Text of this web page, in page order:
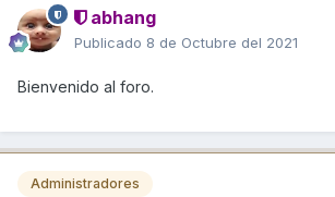
abhang
Publicado 8 de Octubre del 2021
Bienvenido al foro.
Administradores